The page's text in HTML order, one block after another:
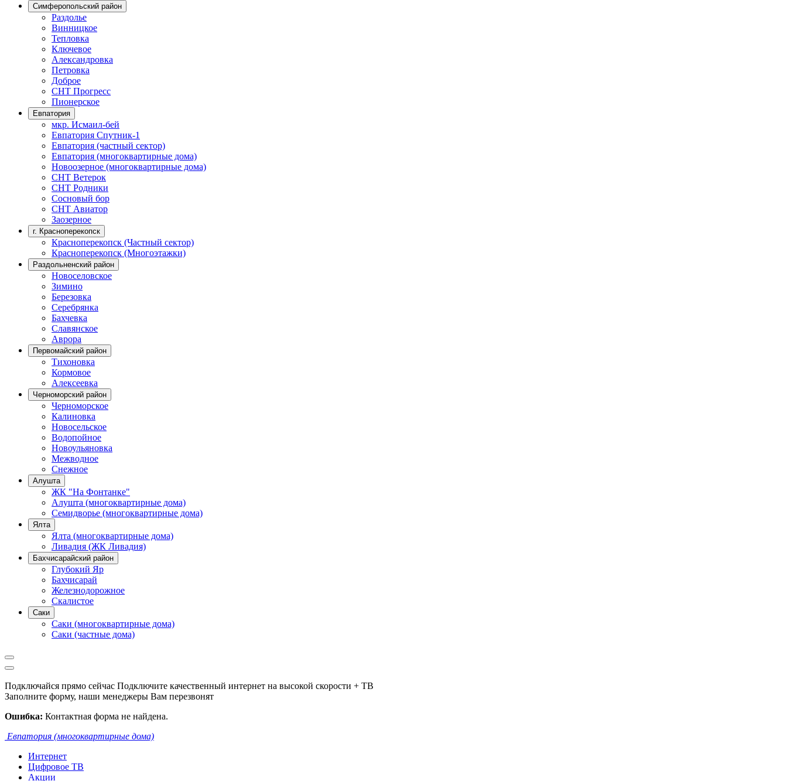
Симферопольский район
Раздолье
Винницкое
Тепловка
Ключевое
Александровка
Петровка
Доброе
СНТ Прогресс
Пионерское
Евпатория
мкр. Исмаил-бей
Евпатория Спутник-1
Евпатория (частный сектор)
Евпатория (многоквартирные дома)
Новоозерное (многоквартирные дома)
СНТ Ветерок
СНТ Родники
Сосновый бор
СНТ Авиатор
Заозерное
г. Красноперекопск
Красноперекопск (Частный сектор)
Красноперекопск (Многоэтажки)
Раздольненский район
Новоселовское
Зимино
Березовка
Серебрянка
Бахчевка
Славянское
Аврора
Первомайский район
Тихоновка
Кормовое
Алексеевка
Черноморский район
Черноморское
Калиновка
Новосельское
Водопойное
Новоульяновка
Межводное
Снежное
Алушта
ЖК "На Фонтанке"
Алушта (многоквартирные дома)
Семидворье (многоквартирные дома)
Ялта
Ялта (многоквартирные дома)
Ливадия (ЖК Ливадия)
Бахчисарайский район
Глубокий Яр
Бахчисарай
Железнодорожное
Скалистое
Саки
Саки (многоквартирные дома)
Саки (частные дома)
Подключайся прямо сейчас Подключите качественный интернет на высокой скорости + ТВ
Заполните форму, наши менеджеры Вам перезвонят
Ошибка: Контактная форма не найдена.
Евпатория (многоквартирные дома)
Интернет
Цифровое ТВ
Акции